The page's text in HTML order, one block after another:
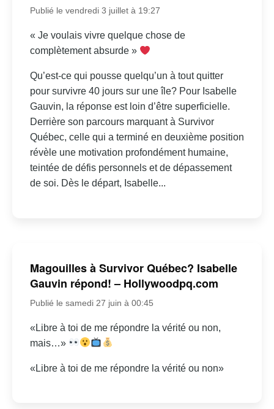
Publié le vendredi 3 juillet à 19:27
« Je voulais vivre quelque chose de
complètement absurde »
Qu’est-ce qui pousse quelqu’un à tout quitter
pour survivre 40 jours sur une île? Pour Isabelle
Gauvin, la réponse est loin d’être superficielle.
Derrière son parcours marquant à Survivor
Québec, celle qui a terminé en deuxième position
révèle une motivation profondément humaine,
teintée de défis personnels et de dépassement
de soi. Dès le départ, Isabelle...
Magouilles à Survivor Québec? Isabelle
Gauvin répond! – Hollywoodpq.com
Publié le samedi 27 juin à 00:45
«Libre à toi de me répondre la vérité ou non,
mais…»
«Libre à toi de me répondre la vérité ou non»